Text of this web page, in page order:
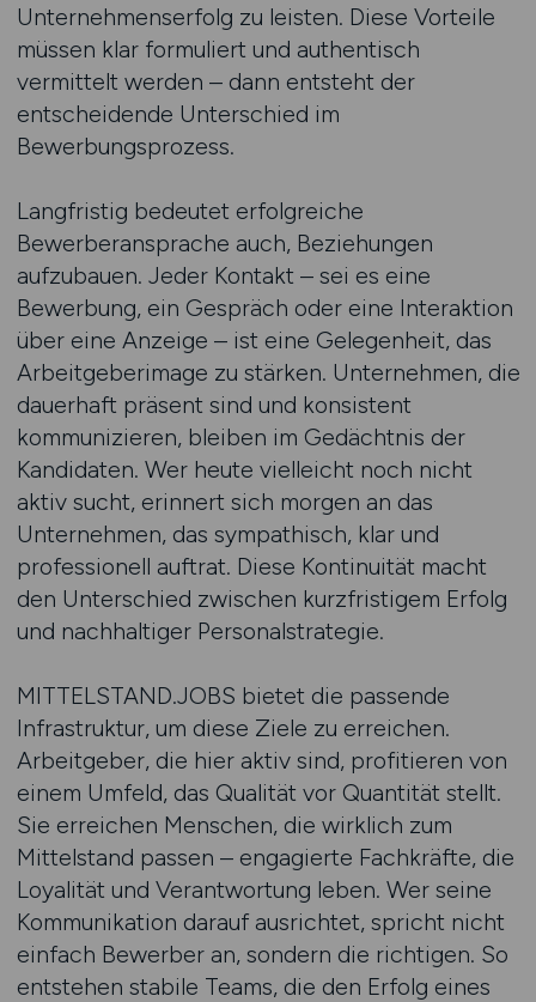
Unternehmenserfolg zu leisten. Diese Vorteile
müssen klar formuliert und authentisch
vermittelt werden – dann entsteht der
entscheidende Unterschied im
Bewerbungsprozess.
Langfristig bedeutet erfolgreiche
Bewerberansprache auch, Beziehungen
aufzubauen. Jeder Kontakt – sei es eine
Bewerbung, ein Gespräch oder eine Interaktion
über eine Anzeige – ist eine Gelegenheit, das
Arbeitgeberimage zu stärken. Unternehmen, die
dauerhaft präsent sind und konsistent
kommunizieren, bleiben im Gedächtnis der
Kandidaten. Wer heute vielleicht noch nicht
aktiv sucht, erinnert sich morgen an das
Unternehmen, das sympathisch, klar und
professionell auftrat. Diese Kontinuität macht
den Unterschied zwischen kurzfristigem Erfolg
und nachhaltiger Personalstrategie.
MITTELSTAND.JOBS bietet die passende
Infrastruktur, um diese Ziele zu erreichen.
Arbeitgeber, die hier aktiv sind, profitieren von
einem Umfeld, das Qualität vor Quantität stellt.
Sie erreichen Menschen, die wirklich zum
Mittelstand passen – engagierte Fachkräfte, die
Loyalität und Verantwortung leben. Wer seine
Kommunikation darauf ausrichtet, spricht nicht
einfach Bewerber an, sondern die richtigen. So
entstehen stabile Teams, die den Erfolg eines